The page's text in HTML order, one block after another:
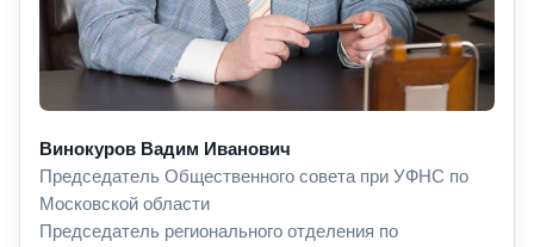
Винокуров Вадим Иванович
Председатель Общественного совета при УФНС по
Московской области
Председатель регионального отделения по